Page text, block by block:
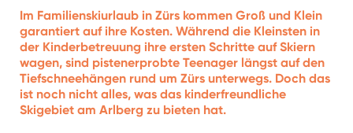
Im Familienskiurlaub in Zürs kommen Groß und Klein
garantiert auf ihre Kosten. Während die Kleinsten in
der Kinderbetreuung ihre ersten Schritte auf Skiern
wagen, sind pistenerprobte Teenager längst auf den
Tiefschneehängen rund um Zürs unterwegs. Doch das
ist noch nicht alles, was das kinderfreundliche
Skigebiet am Arlberg zu bieten hat.